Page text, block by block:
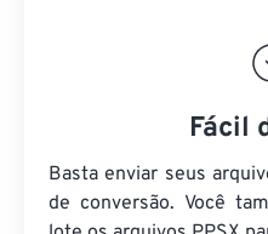
Fácil
Basta enviar seus
de conversão. Você